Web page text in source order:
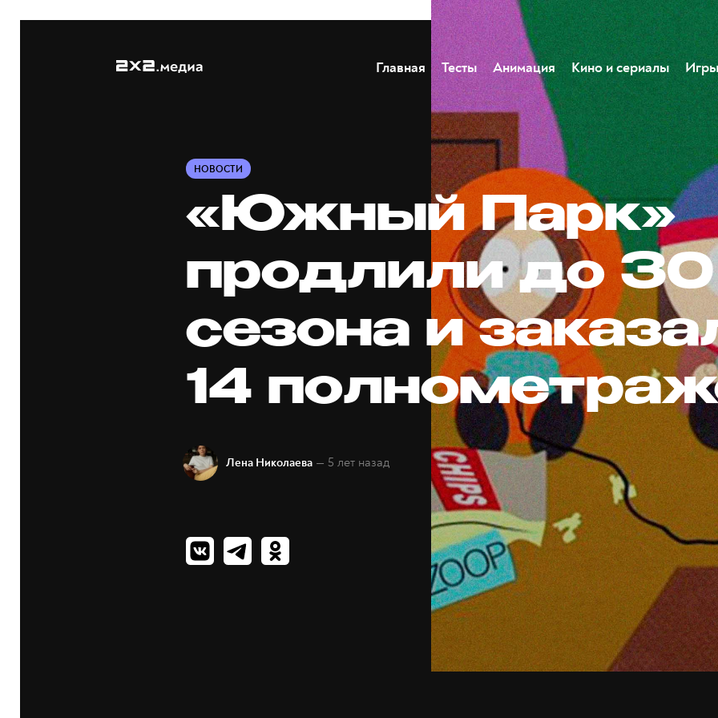
Главная Тесты Анимация Кино и сериалы Игры
НОВОСТИ
«Южный Парк»
продлили до 30
сезона и
14
Лена Николаева — 5 лет назад